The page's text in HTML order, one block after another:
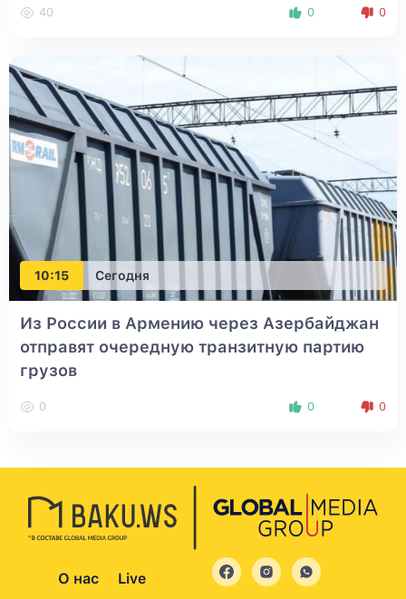
40 0 0
10:15 Сегодня
Из России в Армению через Азербайджан
отправят очередную транзитную партию
грузов
0 0 0
О нас Live